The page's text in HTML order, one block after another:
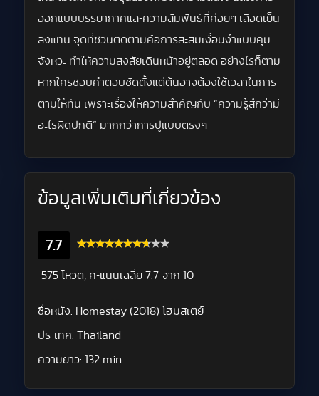
ออกแบบบรรยากาศและความสัมพันธ์ที่ค่อยๆ เลือดเย็น
ลงแทน จุดที่ชวนติดตามคือการสะสมเงื่อนงำแบบคุม
จังหวะ ทำให้ความสงสัยเดินหน้าอยู่ตลอด อย่างไรก็ตาม
หากใครชอบคำตอบชัดตั้งแต่ต้นอาจต้องใช้เวลาในการ
ตามให้ทัน เพราะเรื่องให้ความสำคัญกับ “ความรู้สึกว่ามี
อะไรผิดปกติ” มากกว่าการปูแบบตรงๆ
ข้อมูลเพิ่มเติมที่เกี่ยวข้อง
7.7
575 โหวต, คะแนนเฉลี่ย 7.7 จาก 10
ชื่อหนัง: Homestay (2018) โฮมสเตย์
ประเทศ: Thailand
ความยาว: 132 min